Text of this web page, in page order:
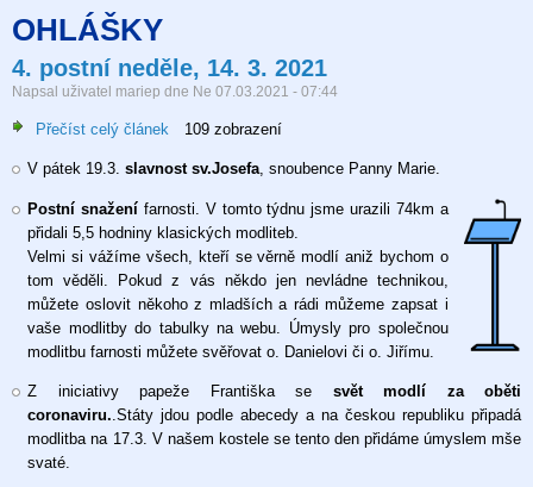
-
4.
postní
OHLÁŠKY
4. postní neděle, 14. 3. 2021
Napsal uživatel mariep dne Ne 07.03.2021 - 07:44
Přečíst celý článek
postní
neděle,
14.
3.
2021
109 zobrazení
V pátek 19.3.slavnost sv.Josefa, snoubence Panny Marie.
Postní snažení farnosti. V tomto týdnu jsme urazili 74km a
přidali 5,5 hodniny klasických modliteb.
Velmi si vážíme všech, kteří se věrně modlí aniž bychom o
tom věděli. Pokud z vás někdo jen nevládne technikou,
můžete oslovit někoho z mladších a rádi můžeme zapsat i
vaše modlitby do tabulky na webu. Úmysly pro společnou
modlitbu farnosti můžete svěřovat o. Danielovi či o. Jiřímu.
Z iniciativy papeže Františka se svět modlí za oběti
coronaviru..Státy jdou podle abecedy a na českou republiku připadá
modlitba na 17.3. V našem kostele se tento den přidáme úmyslem mše
svaté.